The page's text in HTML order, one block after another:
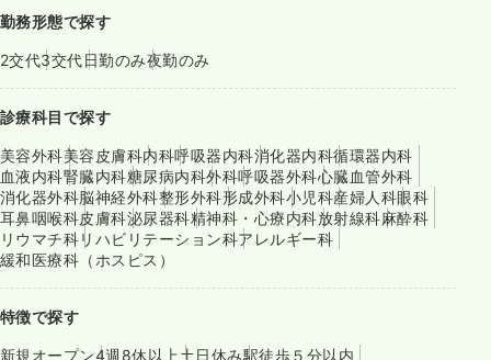
勤務形態で探す
2交代3交代日勤のみ夜勤のみ
診療科目で探す
美容外科美容皮膚科内科呼吸器内科消化器内科循環器内科
血液内科腎臓内科糖尿病内科外科呼吸器外科心臓血管外科
消化器外科脳神経外科整形外科形成外科小児科産婦人科眼科
耳鼻咽喉科皮膚科泌尿器科精神科・心療内科放射線科麻酔科
リウマチ科リハビリテーション科アレルギー科
緩和医療科（ホスピス）
特徴で探す
新規オープン4週8休以上 土日休み駅徒歩５分以内